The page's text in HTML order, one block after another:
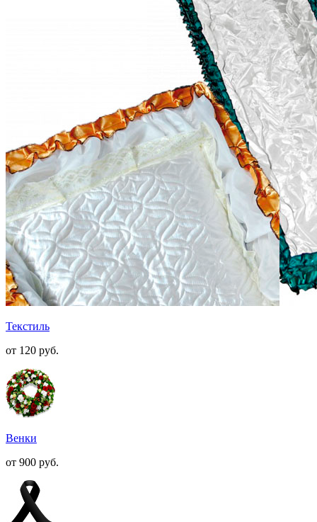
Текстиль
от 120 руб.
Венки
от 900 руб.